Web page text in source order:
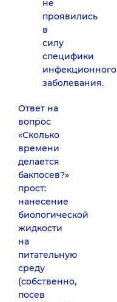
не
проявились
в
силу
специфики
инфекционного
заболевания.
Ответ на
вопрос
«Сколько
времени
делается
бакпосев?»
прост:
нанесение
биологической
жидкости
на
питательную
среду
(собственно,
посев